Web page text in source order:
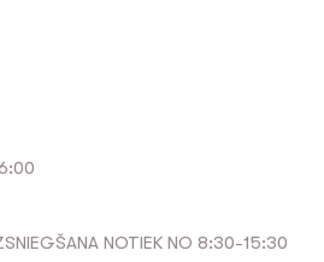
NOTIEK NO 8:30-15:30